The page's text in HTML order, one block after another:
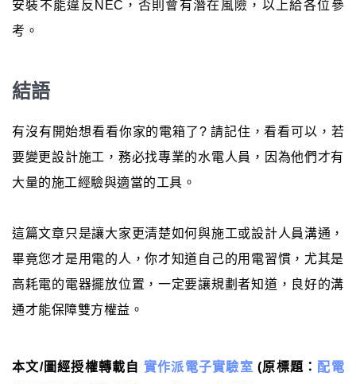
安裝不能違反NEC，否則會有潛在風險，以上給各位參
考。
結語
有沒有開始想看看你家的電箱了? 請記住，看看可以，若
要變更設計施工，務必找專業的水電人員，因為他們才有
大量的施工經驗與適當的工具。
這篇文章只是讓大家更清楚如何與施工或設計人員溝通，
畢竟您才是用電的人，你才知道自己的用電習慣，尤其是
高耗電的電器擺放位置，一定要讓規劃者知道，良好的溝
通才能保障雙方權益。
本文/圖經授權轉載自 實作派電子實驗室 (原標題： 配電